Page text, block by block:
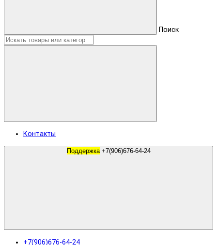
Поиск
Контакты
Поддержка +7(906)676-64-24
+7(906)676-64-24